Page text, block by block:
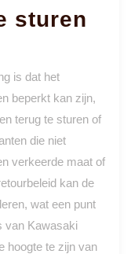
sturen
is dat het
beperkt kan zijn,
terug te sturen of
die niet
verkeerde maat of
kan de
wat een punt
van Kawasaki
hoogte te zijn van